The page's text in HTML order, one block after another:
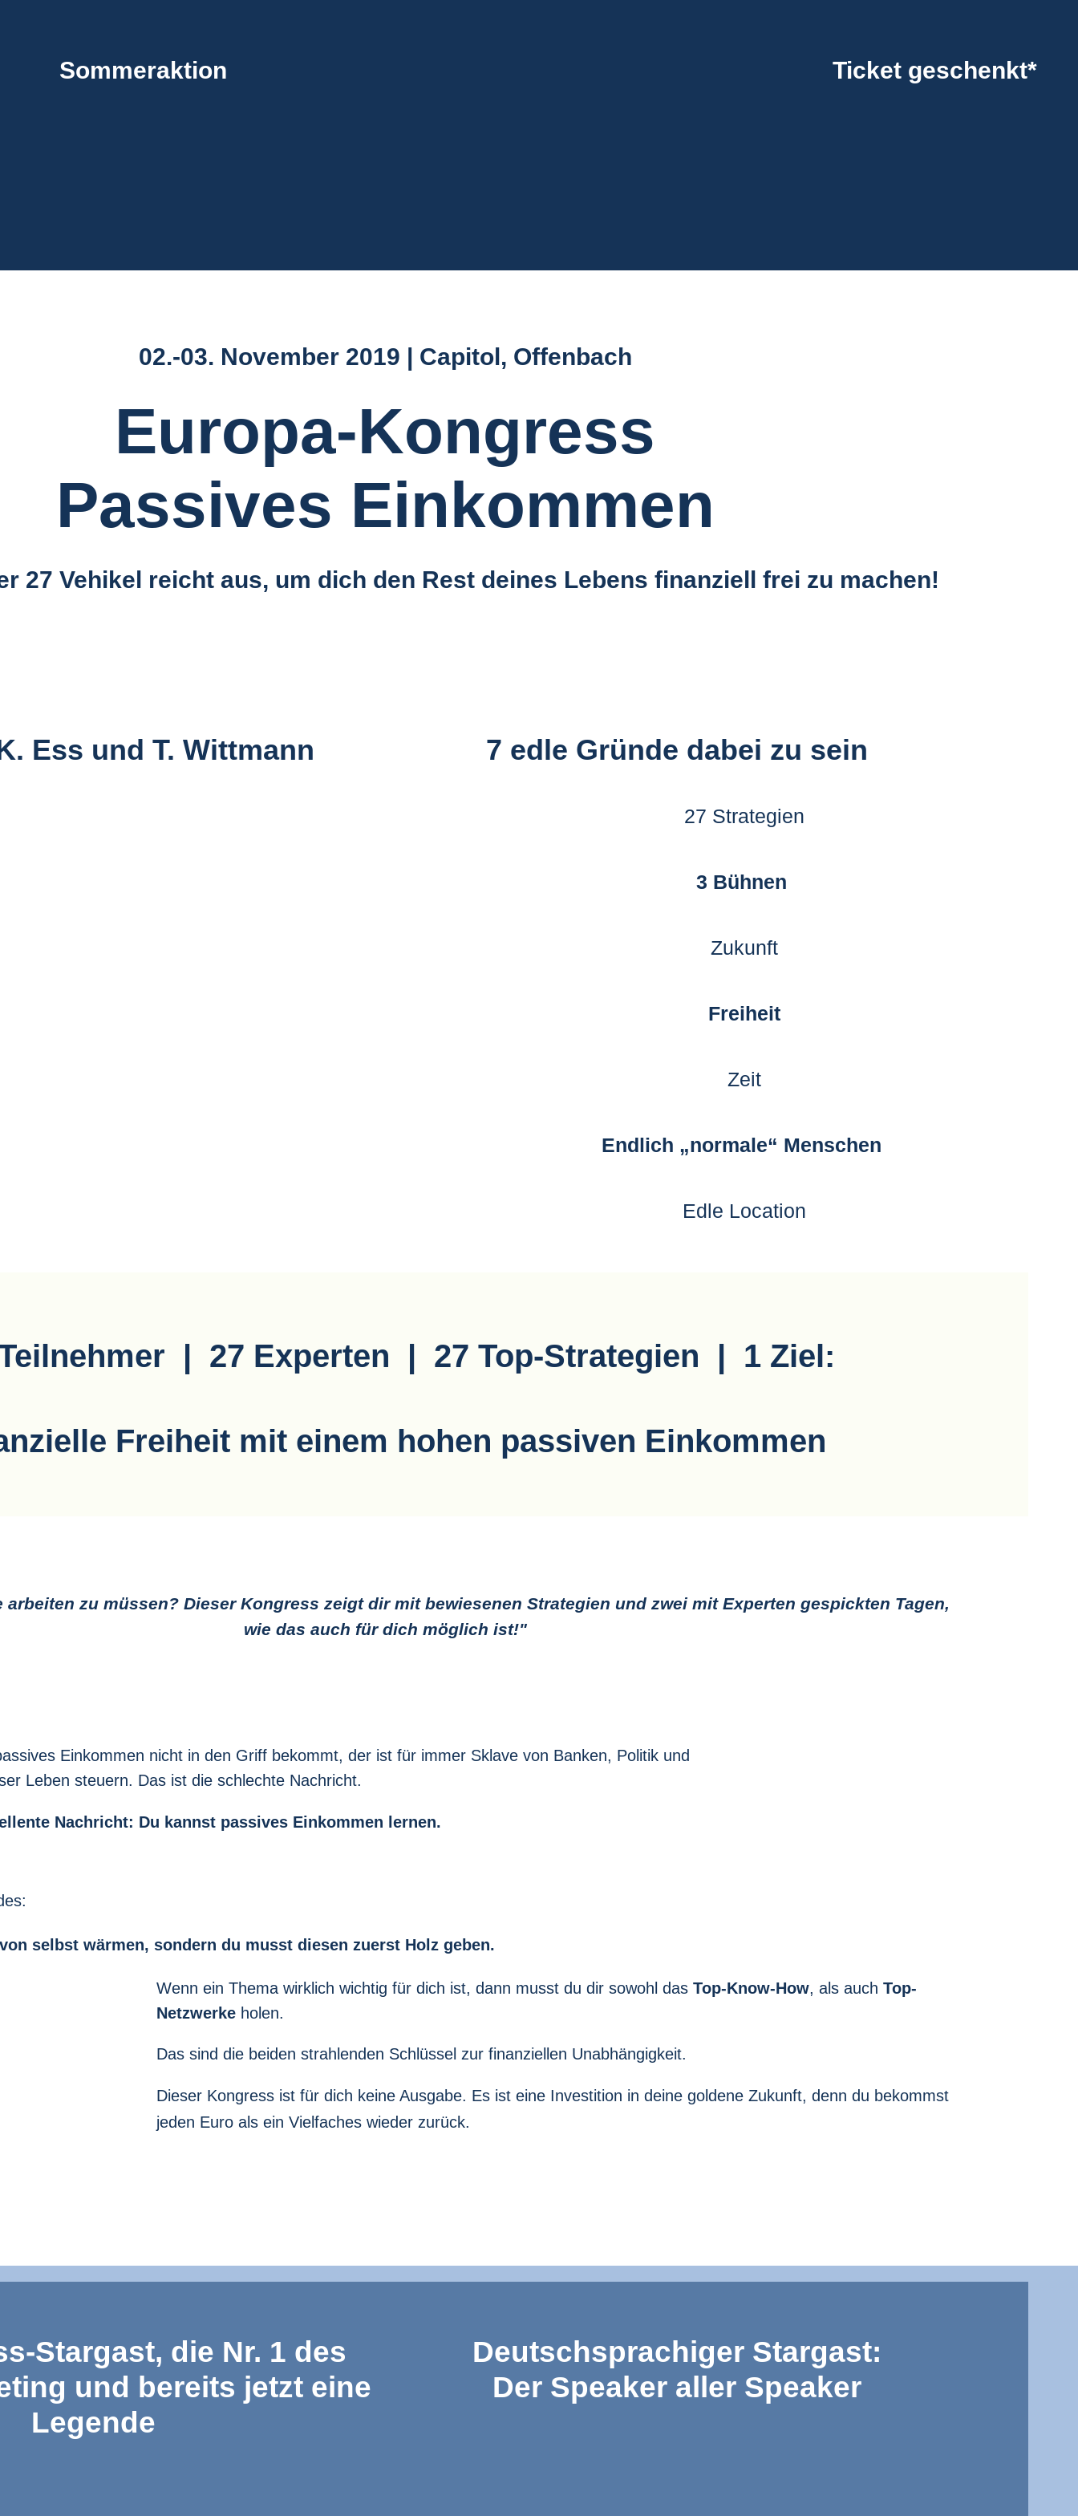
Sommeraktion Ticket geschenkt*
02.-03. November 2019 | Capitol, Offenbach
Europa-Kongress
Passives Einkommen
27 Vehikel reicht aus, um dich den Rest deines Lebens finanziell frei zu machen!
Ess und T. Wittmann 7 edle Gründe dabei zu sein
27 Strategien
3 Bühnen
Zukunft
Freiheit
Zeit
Endlich „normale“ Menschen
Edle Location
| 27 Experten | 27 Top-Strategien | 1 Ziel:
Freiheit mit einem hohen passiven Einkommen
zu müssen? Dieser Kongress zeigt dir mit bewiesenen Strategien und zwei mit Experten gespickten Tagen,
wie das auch für dich möglich ist!"
Einkommen nicht in den Griff bekommt, der ist für immer Sklave von Banken, Politik und
Leben steuern. Das ist die schlechte Nachricht.
Nachricht: Du kannst passives Einkommen lernen.
selbst wärmen, sondern du musst diesen zuerst Holz geben.
Wenn ein Thema wirklich wichtig für dich ist, dann musst du dir sowohl das Top-Know-How, als auch Top-
Netzwerkeholen.
Das sind die beiden strahlenden Schlüssel zur finanziellen Unabhängigkeit.
Dieser Kongress ist für dich keine Ausgabe. Es ist eine Investition in deine goldene Zukunft, denn du bekommst
jeden Euro als ein Vielfaches wieder zurück.
Stargast, die Nr. 1 des
und bereits jetzt eine
Legende
Deutschsprachiger Stargast:
Der Speaker aller Speaker